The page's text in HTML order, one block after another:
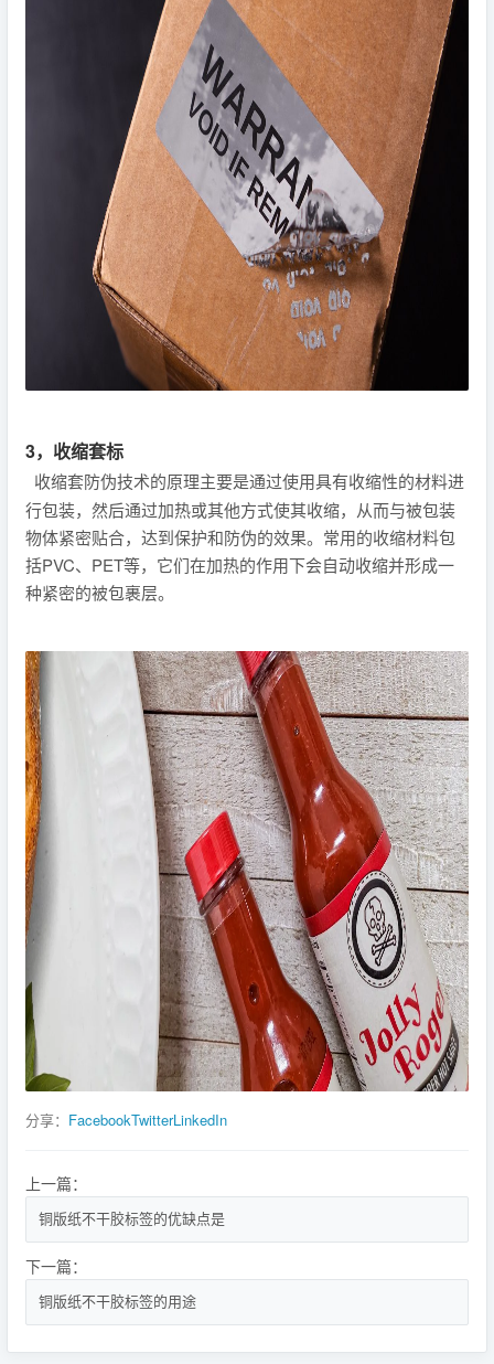
3，收缩套标
收缩套防伪技术的原理主要是通过使用具有收缩性的材料进
行包装，然后通过加热或其他方式使其收缩，从而与被包装
物体紧密贴合，达到保护和防伪的效果。常用的收缩材料包
括PVC、PET等，它们在加热的作用下会自动收缩并形成一
种紧密的被包裹层。
分享： FacebookTwitterLinkedIn
上一篇：
铜版纸不干胶标签的优缺点是
下一篇：
铜版纸不干胶标签的用途